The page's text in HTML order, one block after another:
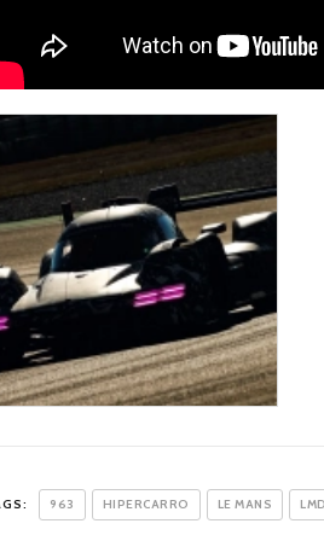
963 HIPERCARRO LE MANS